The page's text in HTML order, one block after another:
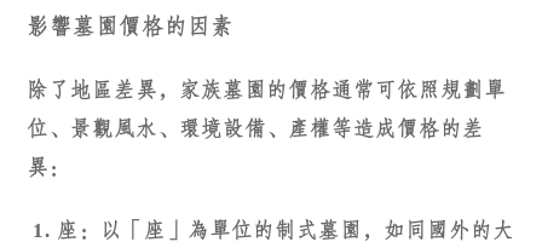
影響墓園價格的因素
除了地區差異，家族墓園的價格通常可依照規劃單
位、景觀風水、環境設備、產權等造成價格的差
異：
座：以「座」為單位的制式墓園，如同國外的大